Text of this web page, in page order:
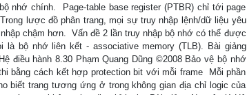
nhớ chính.  Page-table base register (PTBR) chỉ tới page
lược đồ phân trang, mọi sự truy nhập lệnh/dữ liệu yêu
chậm hơn.  Vấn đề 2 lần truy nhập bộ nhớ có thể được
bộ nhớ liên kết - associative memory (TLB). Bài giảng
điều hành 8.30 Phạm Quang Dũng ©2008 Bảo vệ bộ nhớ
bằng cách kết hợp protection bit với mỗi frame  Mỗi phần
biết trang tương ứng ở trong không gian địa chỉ logic của